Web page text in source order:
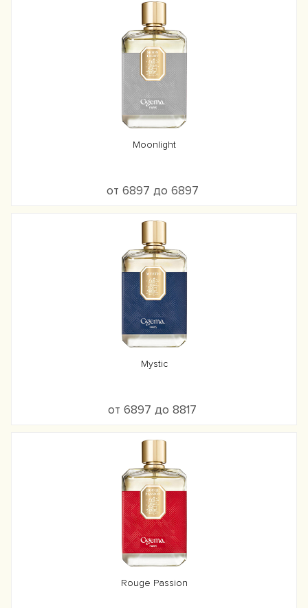
Moonlight
от 6897 до 6897
Mystic
от 6897 до 8817
Rouge Passion